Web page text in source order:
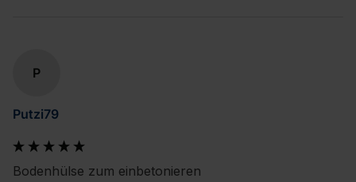
P
Putzi79
Bodenhülse zum einbetonieren